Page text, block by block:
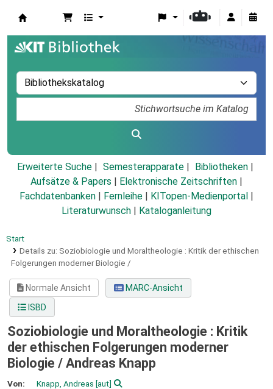
Erweiterte Suche Semesterapparate
Bibliotheken
Aufsätze & Papers
Elektronische Zeitschriften
Fachdatenbanken
Fernleihe KITopen-Medienportal
Literaturwunsch
Kataloganleitung
Start
Details zu: Soziobiologie und Moraltheologie : Kritik der ethischen
Folgerungen moderner Biologie /
Normale Ansicht
MARC-Ansicht
ISBD
Soziobiologie und Moraltheologie : Kritik
der ethischen Folgerungen moderner
Biologie / Andreas Knapp
Von: Knapp, Andreas [aut]